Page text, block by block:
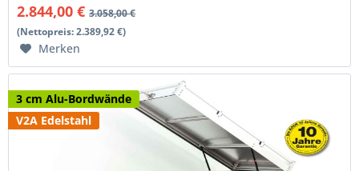
2.844,00 € 3.058,00 €
(Nettopreis: 2.389,92 €)
Merken
3 cm Alu-Bordwände
V2A Edelstahl